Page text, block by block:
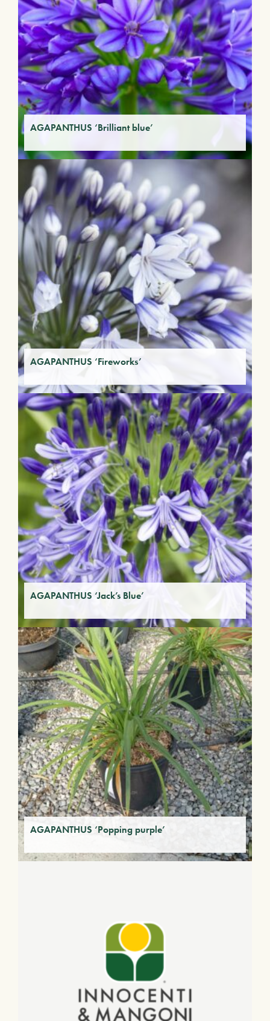
AGAPANTHUS ‘Brilliant blue’
AGAPANTHUS ‘Fireworks’
AGAPANTHUS ‘Jack’s Blue’
AGAPANTHUS ‘Popping purple’